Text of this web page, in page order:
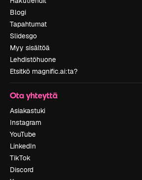
Blogi
Tapahtumat
Slidesgo
Myy sisältöä
Lehdistöhuone
Etsitkö magnific.ai:ta?
Ota yhteyttä
Asiakastuki
Instagram
YouTube
LinkedIn
TikTok
Discord